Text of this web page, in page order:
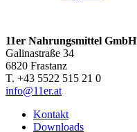
11er Nahrungsmittel GmbH
Galinastraße 34
6820 Frastanz
T. +43 5522 515 21 0
info@11er.at
Kontakt
Downloads